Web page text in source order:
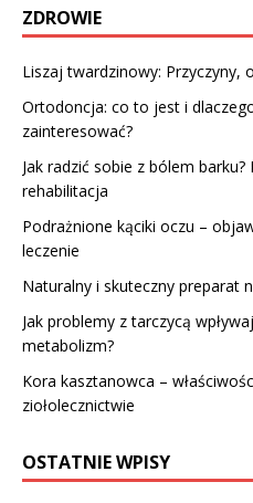
ZDROWIE
Liszaj twardzinowy: Przyczyny,
Ortodoncja: co to jest i
zainteresować?
Jak radzić sobie z bólem barku?
rehabilitacja
Podrażnione kąciki oczu –
leczenie
Naturalny i skuteczny preparat
Jak problemy z tarczycą
metabolizm?
Kora kasztanowca –
ziołolecznictwie
OSTATNIE WPISY